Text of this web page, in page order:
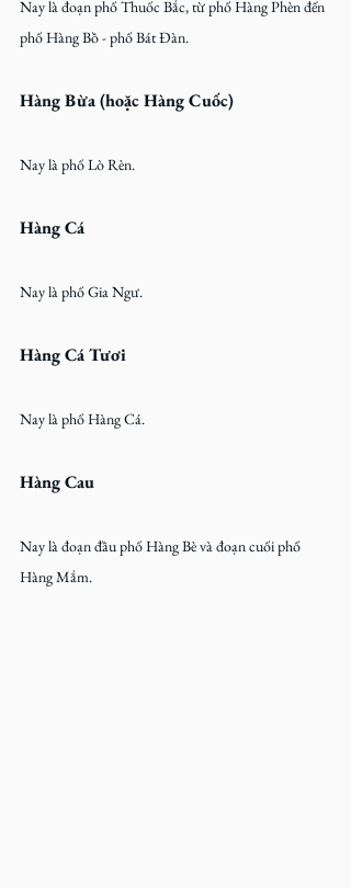
Nay là đoạn phố Thuốc Bắc, từ phố Hàng Phèn đến
phố Hàng Bồ - phố Bát Đàn.
Hàng Bừa (hoặc Hàng Cuốc)
Nay là phố Lò Rèn.
Hàng Cá
Nay là phố Gia Ngư.
Hàng Cá Tươi
Nay là phố Hàng Cá.
Hàng Cau
Nay là đoạn đầu phố Hàng Bè và đoạn cuối phố
Hàng Mắm.